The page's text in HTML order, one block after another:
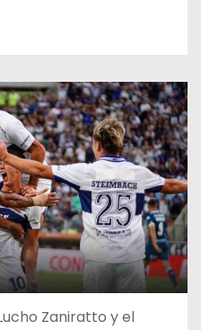
Zaniratto y el